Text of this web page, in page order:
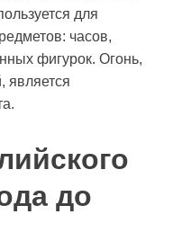
для
часов,
фигурок. Огонь,
является
до